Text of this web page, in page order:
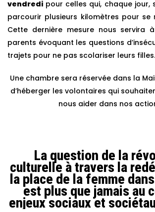
vendredi pour celles qui, chaque jour,
parcourir plusieurs kilomètres pour se
Cette dernière mesure nous servira
parents évoquant les questions
trajets pour ne pas scolariser leurs filles.
Une chambre sera réservée dans la
d’héberger les volontaires qui
nous aider dans nos
La question de la
culturelle à travers la
la place de la femme
est plus que jamais au
enjeux sociaux et